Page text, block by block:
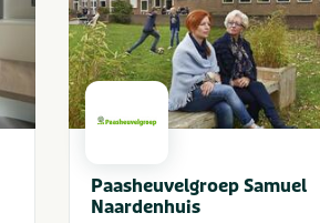
Paasheuvelgroep Samuel
Naardenhuis